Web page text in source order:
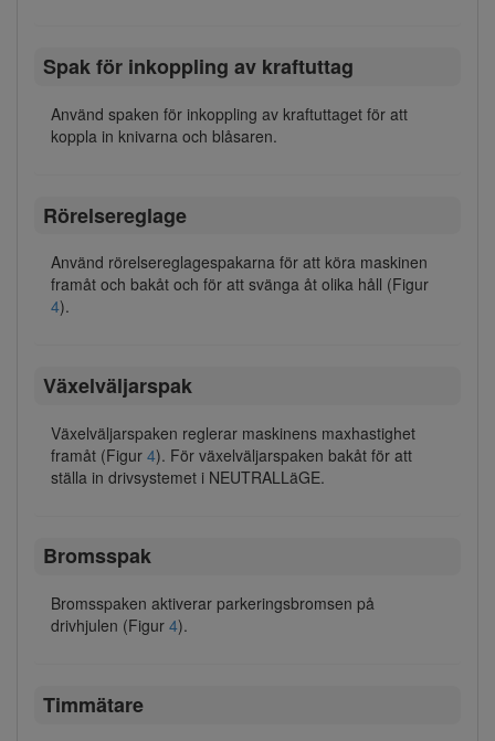
Spak för inkoppling av kraftuttag
Använd spaken för inkoppling av kraftuttaget för att
koppla in knivarna och blåsaren.
Rörelsereglage
Använd rörelsereglagespakarna för att köra maskinen
framåt och bakåt och för att svänga åt olika håll (Figur
4).
Växelväljarspak
Växelväljarspaken reglerar maskinens maxhastighet
framåt (Figur 4). För växelväljarspaken bakåt för att
ställa in drivsystemet i NEUTRALLäGE.
Bromsspak
Bromsspaken aktiverar parkeringsbromsen på
drivhjulen (Figur 4).
Timmätare